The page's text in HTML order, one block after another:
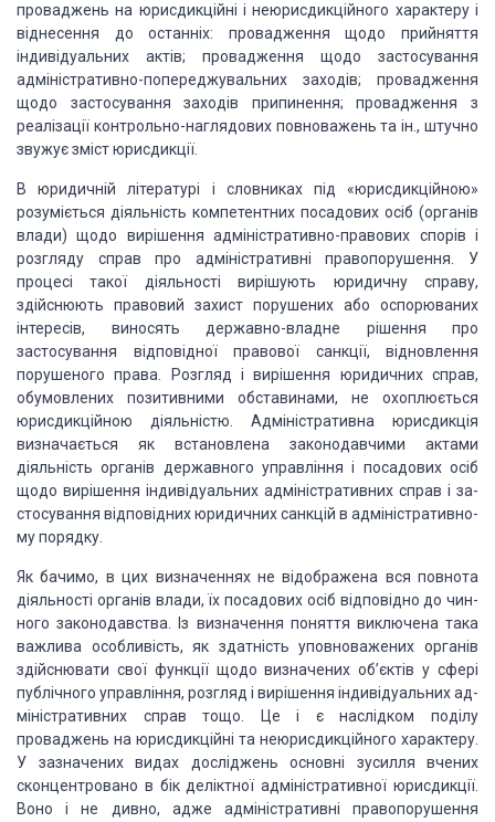
проваджень на юрисдикційні і неюрисдикційного характеру і
віднесення до останніх: провадження щодо прийняття
індивідуальних актів; провадження щодо застосування
адміністративно-попереджу­вальних заходів; провадження
щодо застосування заходів при­пинення; провадження з
реалізації контрольно-наглядових повноважень та ін., штучно
звужує зміст юрисдикції.
В юридичній літературі і словниках під «юрисдикційною»
розуміється діяльність компетентних посадових осіб (органів
влади) щодо вирішення адміністративно-правових спорів і
роз­гляду справ про адміністративні правопорушення. У
процесі такої діяльності вирішують юридичну справу,
здійснюють пра­вовий захист порушених або оспорюваних
інтересів, виносять державно-владне рішення про
застосування відповідної право­вої санкції, відновлення
порушеного права. Розгляд і вирішен­ня юридичних справ,
обумовлених позитивними обставинами, не охоплюється
юрисдикційною діяльністю.
Адміністративна юрисдикція
визначається як встановлена законодавчими акта­ми
діяльність органів державного управління і посадових осіб
щодо вирішення індивідуальних адміністративних справ і за­
стосування відповідних юридичнихсанкцій в адміністративно­
му порядку.
Як бачимо, в цих визначеннях не відображена вся повнота
діяльності органів влади, їх посадових осіб відповідно до чин­
ного законодавства. Із визначення поняття виключена така
важлива особливість, як здатність уповноважених органів
здій­снювати свої функції щодо визначених об’єктів у сфері
публіч­ного управління, розгляд і вирішення індивідуальних ад­
міністративних справ тощо. Це і є наслідком поділу
проваджень на юрисдикційні та неюрисдикційного характеру.
У зазначених видах досліджень основні зусилля вчених
сконцентровано в бікделіктної адміністративної юрисдикції.
Воно і не дивно, адже адміністративні правопорушення